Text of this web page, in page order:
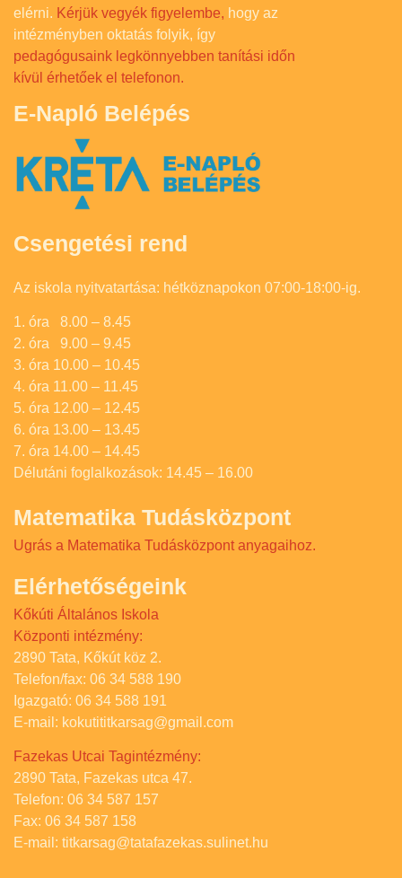
elérni. Kérjük vegyék figyelembe, hogy az
intézményben oktatás folyik, így
pedagógusaink legkönnyebben tanítási időn
kívül érhetőek el telefonon.
E-Napló Belépés
Csengetési rend
Az iskola nyitvatartása: hétköznapokon 07:00-18:00-ig.
1. óra 8.00 – 8.45
2. óra 9.00 – 9.45
3. óra 10.00 – 10.45
4. óra 11.00 – 11.45
5. óra 12.00 – 12.45
6. óra 13.00 – 13.45
7. óra 14.00 – 14.45
Délutáni foglalkozások: 14.45 – 16.00
Matematika Tudásközpont
Ugrás a Matematika Tudásközpont anyagaihoz.
Elérhetőségeink
Kőkúti Általános Iskola
Központi intézmény:
2890 Tata, Kőkút köz 2.
Telefon/fax: 06 34 588 190
Igazgató: 06 34 588 191
E-mail: kokutititkarsag@gmail.com
Fazekas Utcai Tagintézmény:
2890 Tata, Fazekas utca 47.
Telefon: 06 34 587 157
Fax: 06 34 587 158
E-mail: titkarsag@tatafazekas.sulinet.hu